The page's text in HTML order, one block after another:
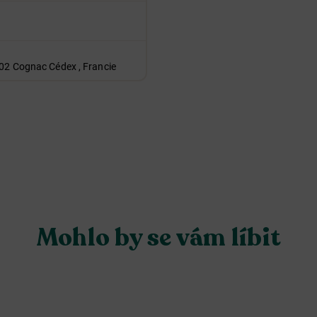
Cognac Cédex , Francie
Mohlo by se vám líbit